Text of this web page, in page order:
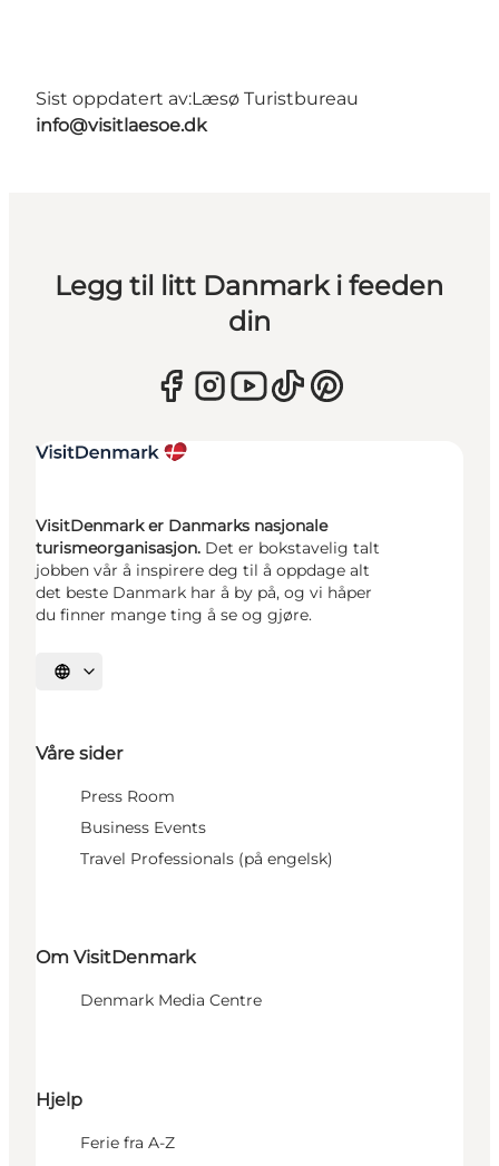
Sist oppdatert av:Læsø Turistbureau
info@visitlaesoe.dk
Legg til litt Danmark i feeden
din
VisitDenmark er Danmarks nasjonale
turismeorganisasjon. Det er bokstavelig talt
jobben vår å inspirere deg til å oppdage alt
det beste Danmark har å by på, og vi håper
du finner mange ting å se og gjøre.
Velg språk
Våre sider
Press Room
Business Events
Travel Professionals (på engelsk)
Om VisitDenmark
Denmark Media Centre
Hjelp
Ferie fra A-Z